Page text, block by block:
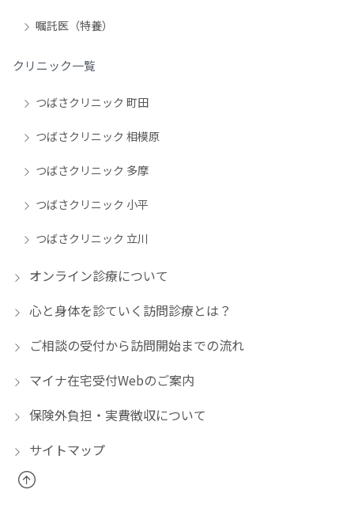
嘱託医（特養）
クリニック一覧
つばさクリニック 町田
つばさクリニック 相模原
つばさクリニック 多摩
つばさクリニック 小平
つばさクリニック 立川
オンライン診療について
心と身体を診ていく訪問診療とは？
ご相談の受付から訪問開始までの流れ
マイナ在宅受付Webのご案内
保険外負担・実費徴収について
サイトマップ